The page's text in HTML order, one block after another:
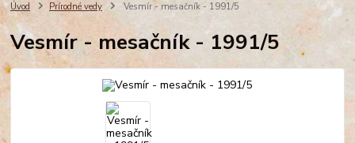
Úvod Prírodné vedy Vesmír - mesačník - 1991/5
Vesmír - mesačník - 1991/5